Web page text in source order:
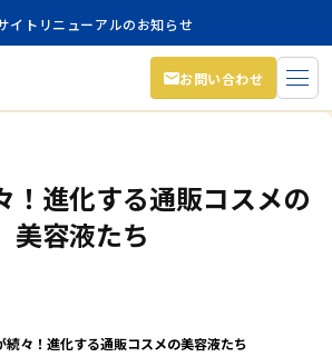
イトリニューアルのお知らせ
お問い合わせ
！進化する通販コスメの
美容液たち
続々！進化する通販コスメの美容液たち